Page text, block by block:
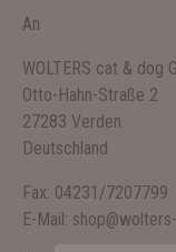
An
WOLTERS cat & dog
Otto-Hahn-Straße 2
27283 Verden
Deutschland
Fax: 04231/7207799
E-Mail: